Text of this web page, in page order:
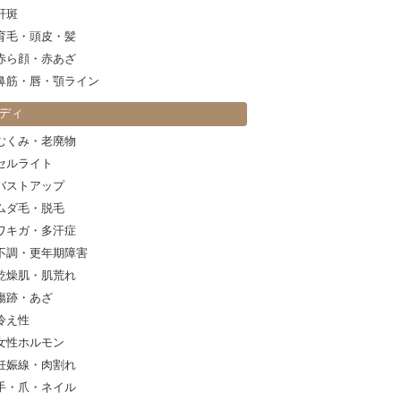
斑
毛・頭皮・髪
ら顔・赤あざ
筋・唇・顎ライン
ィ
くみ・老廃物
ルライト
ストアップ
ダ毛・脱毛
キガ・多汗症
調・更年期障害
燥肌・肌荒れ
跡・あざ
え性
性ホルモン
娠線・肉割れ
・爪・ネイル